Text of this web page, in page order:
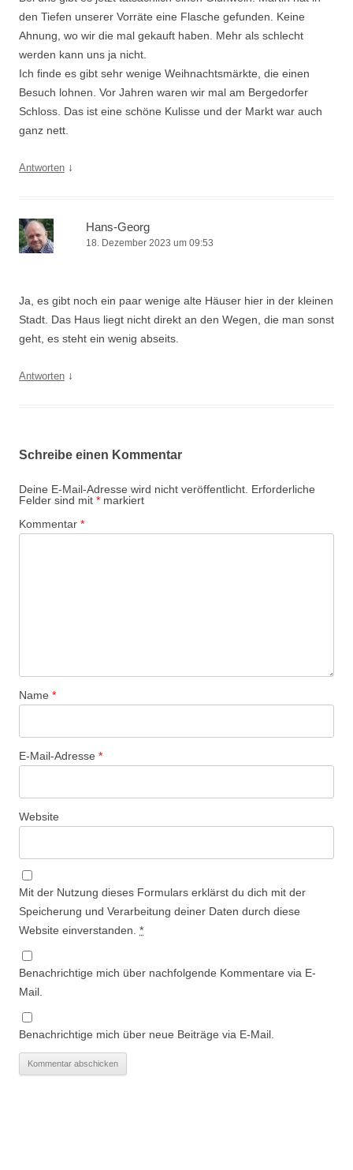
den Tiefen unserer Vorräte eine Flasche gefunden. Keine
Ahnung, wo wir die mal gekauft haben. Mehr als schlecht
werden kann uns ja nicht.
Ich finde es gibt sehr wenige Weihnachtsmärkte, die einen
Besuch lohnen. Vor Jahren waren wir mal am Bergedorfer
Schloss. Das ist eine schöne Kulisse und der Markt war auch
ganz nett.
Antworten ↓
Hans-Georg
18. Dezember 2023 um 09:53
Ja, es gibt noch ein paar wenige alte Häuser hier in der kleinen
Stadt. Das Haus liegt nicht direkt an den Wegen, die man sonst
geht, es steht ein wenig abseits.
Antworten ↓
Schreibe einen Kommentar
Deine E-Mail-Adresse wird nicht veröffentlicht. Erforderliche
Felder sind mit * markiert
Kommentar *
Name *
E-Mail-Adresse *
Website
Mit der Nutzung dieses Formulars erklärst du dich mit der
Speicherung und Verarbeitung deiner Daten durch diese
Website einverstanden. *
Benachrichtige mich über nachfolgende Kommentare via E-
Mail.
Benachrichtige mich über neue Beiträge via E-Mail.